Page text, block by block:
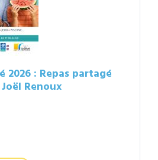
2026 : Repas partagé
Renoux